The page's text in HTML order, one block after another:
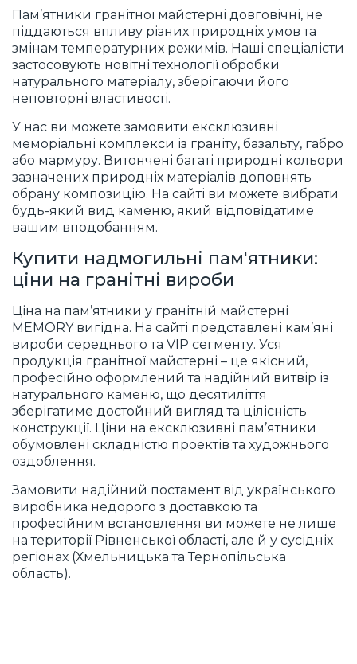
Пам’ятники гранітної майстерні довговічні, не
піддаються впливу різних природніх умов та
змінам температурних режимів. Наші спеціалісти
застосовують новітні технології обробки
натурального матеріалу, зберігаючи його
неповторні властивості.
У нас ви можете замовити ексклюзивні
меморіальні комплекси із граніту, базальту, габро
або мармуру. Витончені багаті природні кольори
зазначених природніх матеріалів доповнять
обрану композицію. На сайті ви можете вибрати
будь-який вид каменю, який відповідатиме
вашим вподобанням.
Купити надмогильні пам'ятники:
ціни на гранітні вироби
Ціна на пам’ятники у гранітній майстерні
MEMORY вигідна. На сайті представлені кам’яні
вироби середнього та VIP сегменту. Уся
продукція гранітної майстерні – це якісний,
професійно оформлений та надійний витвір із
натурального каменю, що десятиліття
зберігатиме достойний вигляд та цілісність
конструкції. Ціни на ексклюзивні пам’ятники
обумовлені складністю проектів та художнього
оздоблення.
Замовити надійний постамент від українського
виробника недорого з доставкою та
професійним встановлення ви можете не лише
на території Рівненської області, але й у сусідніх
регіонах (Хмельницька та Тернопільська
область).